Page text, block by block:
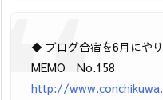
◆ ブログ合宿を6月にや
MEMO No.158
http://